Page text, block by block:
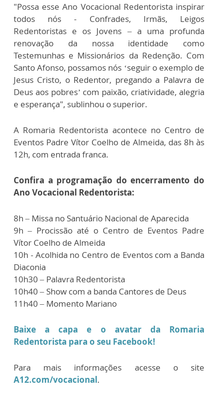
"Possa esse Ano Vocacional Redentorista inspirar
todos nós - Confrades, Irmãs, Leigos
Redentoristas e os Jovens – a uma profunda
renovação da nossa identidade como
Testemunhas e Missionários da Redenção. Com
Santo Afonso, possamos nós ‘seguir o exemplo de
Jesus Cristo, o Redentor, pregando a Palavra de
Deus aos pobres’ com paixão, criatividade, alegria
e esperança", sublinhou o superior.
A Romaria Redentorista acontece no Centro de
Eventos Padre Vítor Coelho de Almeida, das 8h às
12h, com entrada franca.
Confira a programação do encerramento do
Ano Vocacional Redentorista:
8h – Missa no Santuário Nacional de Aparecida
9h – Procissão até o Centro de Eventos Padre
Vítor Coelho de Almeida
10h - Acolhida no Centro de Eventos com a Banda
Diaconia
10h30 – Palavra Redentorista
10h40 – Show com a banda Cantores de Deus
11h40 – Momento Mariano
Baixe a capa e o avatar da Romaria
Redentorista para o seu Facebook!
Para mais informações acesse o site
A12.com/vocacional.